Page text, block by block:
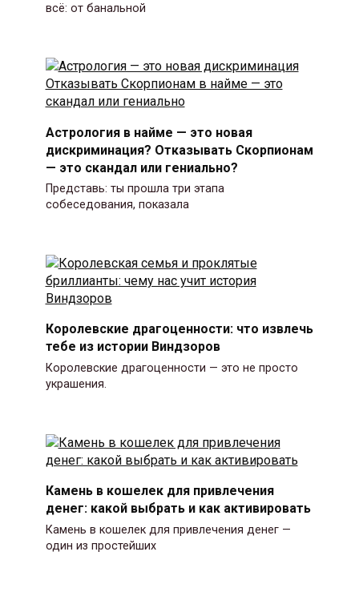
всё: от банальной
Астрология в найме — это новая
дискриминация? Отказывать Скорпионам
— это скандал или гениально?
Представь: ты прошла три этапа
собеседования, показала
Королевские драгоценности: что извлечь
тебе из истории Виндзоров
Королевские драгоценности — это не просто
украшения.
Камень в кошелек для привлечения
денег: какой выбрать и как активировать
Камень в кошелек для привлечения денег —
один из простейших